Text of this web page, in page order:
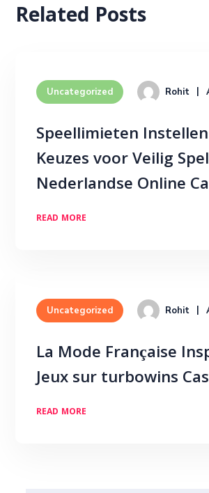
Related Posts
Uncategorized Rohit
Speellimieten
Keuzes voor Veilig
Nederlandse Online
READ MORE
Uncategorized Rohit
La Mode Française
Jeux sur turbowins
READ MORE